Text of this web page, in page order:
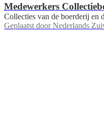
Medewerkers
Collecties van de boerderij en
Geplaatst door Nederlands